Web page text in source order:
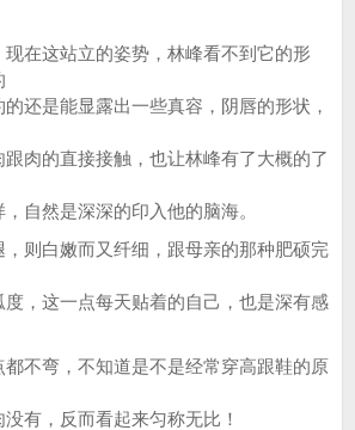
这站立的姿势，林峰看不到它的形
还是能显露出一些真容，阴唇的形状，
肉的直接接触，也让林峰有了大概的了
自然是深深的印入他的脑海。
白嫩而又纤细，跟母亲的那种肥硕完
，这一点每天贴着的自己，也是深有感
弯，不知道是不是经常穿高跟鞋的原
有，反而看起来匀称无比！